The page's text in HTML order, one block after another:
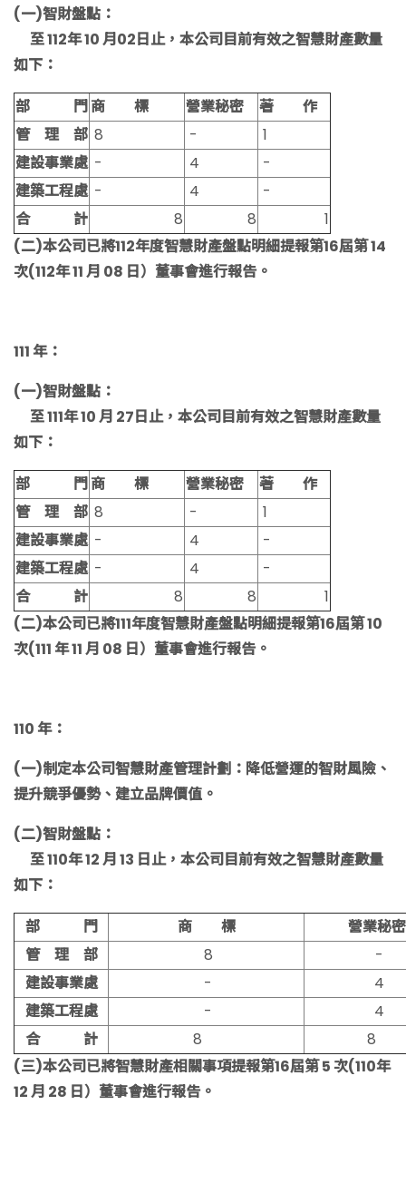
(一)智財盤點：
至 112年 10 月02日止，本公司目前有效之智慧財產數量
如下：
部 門商 標 營業秘密
著 作
管 理 部 8 -
1
建設事業處 - 4
-
建築工程處 - 4
-
合 計
8 8
1
(二)本公司已將112年度智慧財產盤點明細提報第16屆第 14
次(112年 11 月 08 日）董事會進行報告。
111 年：
(一)智財盤點：
至 111年 10 月 27日止，本公司目前有效之智慧財產數量
如下：
部 門商 標 營業秘密
著 作
管 理 部 8 -
1
建設事業處 - 4
-
建築工程處 - 4
-
合 計
8 8
1
(二)本公司已將111年度智慧財產盤點明細提報第16屆第 10
次(111 年 11 月 08 日）董事會進行報告。
110 年：
(一)制定本公司智慧財產管理計劃：降低營運的智財風險、
提升競爭優勢、建立品牌價值。
(二)智財盤點：
至 110年 12 月 13 日止，本公司目前有效之智慧財產數量
如下：
部 門
商 標
營業秘密
管 理 部
8
-
建設事業處
-
4
建築工程處
-
4
合 計
8
8
(三)本公司已將智慧財產相關事項提報第16屆第 5 次(110年
12 月 28 日）董事會進行報告。